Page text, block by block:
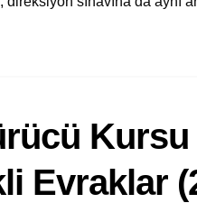
Kursu
Evraklar